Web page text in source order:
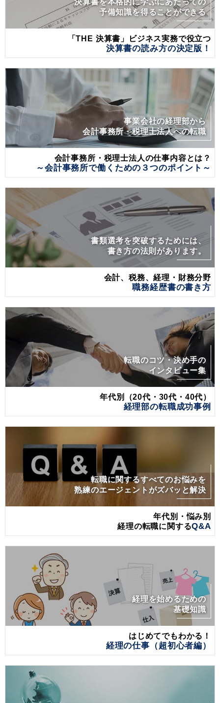
決算書を本格的に学ぶにあたっての
予備知識を得ることができる
「THE 決算書」ビジネス実務で役立つ
決算書の読み方の決定版！
事業会社の経理部から
会計事務所・税理士法人への転職
会計事務所・税理士法人の仕事内容とは？
～会計事務所で働くための３つのポイント～
書類選考を突破するためには、
書き方の法則があります。
会計、税務、経理・財務分野
職務経歴書の書き方
転職のコツ・決め手の
インタビュー集
年代別（20代・30代・40代）
経理部の転職成功事例
転職に関するすべてのお悩みを
熟練のエージェントがズバッと解決
年代別・悩み別
経理の転職に関するQ&A
経理を始めるための
基礎知識
はじめてでもわかる！
経理の仕事（超初心者編）